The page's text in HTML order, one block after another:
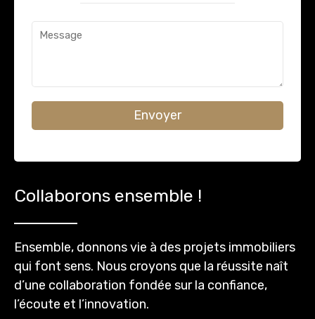
Envoyer
Collaborons ensemble !
Ensemble, donnons vie à des projets immobiliers
qui font sens. Nous croyons que la réussite naît
d’une collaboration fondée sur la confiance,
l’écoute et l’innovation.